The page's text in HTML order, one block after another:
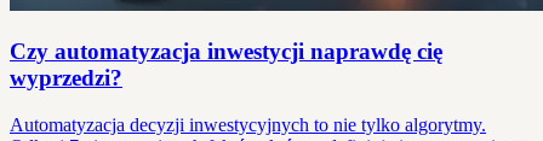
Czy automatyzacja inwestycji naprawdę cię
wyprzedzi?
Automatyzacja decyzji inwestycyjnych to nie tylko algorytmy.